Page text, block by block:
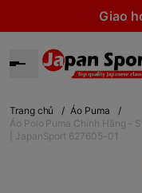
Giao
Trang chủ / Áo Puma
/
Áo Polo Puma Chính Hãng -
| JapanSport 627605-01